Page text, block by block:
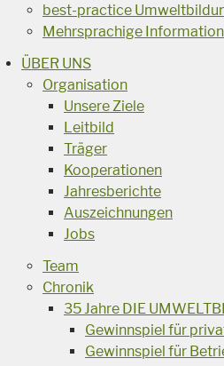
best-practice
Mehrsprachige
ÜBER UNS
Organisation
Unsere Ziele
Leitbild
Träger
Kooperationen
Jahresberichte
Auszeichnungen
Jobs
Team
Chronik
35 Jahre DIE
Gewinnspiel für
Gewinnspiel für